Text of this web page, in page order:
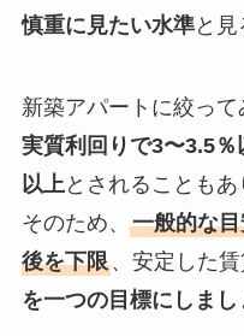
慎重に見たい水準と見
新築アパートに絞って
実質利回りで3〜3.5％
以上 とされることもあ
そのため、 一般的な
後を下限、安定した
を一つの目標にしまし